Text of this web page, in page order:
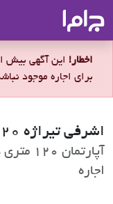
-
اخطار!
برای اجاره موجود
اشرفی تیراژه 120متر
اجاره